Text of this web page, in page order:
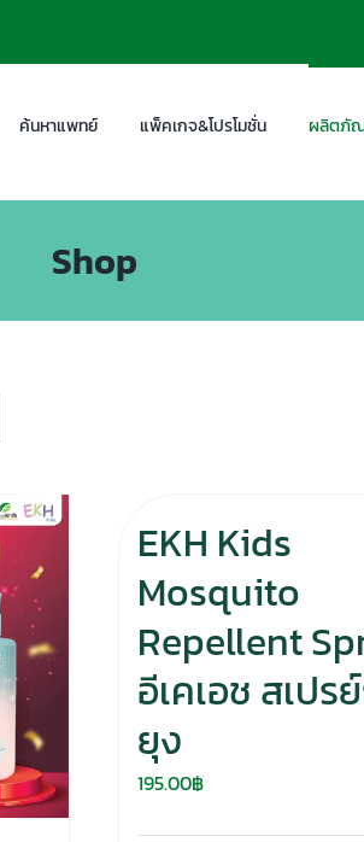
ค้นหาแพทย์ แพ็คเกจ&โปรโมชั่น ผลิตภัณ
Shop
EKH Kids
Mosquito
Repellent
อีเคเอช สเปร
ยุง
195.00฿